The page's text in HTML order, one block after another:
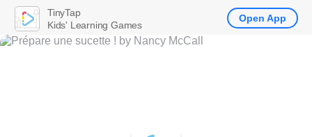
TinyTap
Kids' Learning Games
Open App